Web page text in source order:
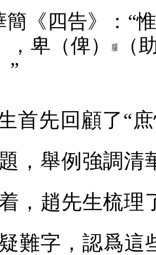
簡《四告》：“
，卑（俾）
（
”
首先回顧了“
，舉例強調清
，趙先生梳理
難字，認爲這